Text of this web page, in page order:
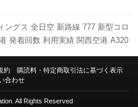
ングス 全日空 新路線 777 新型コロ
発着回数 利用実績 関西空港 A320
・アビエーション 787 実績 スター
先週の注目記事
約
購読料・特定商取引法に基づく表示
合わせ
All Rights Reserved